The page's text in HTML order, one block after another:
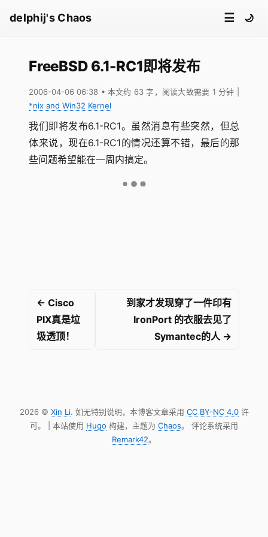
delphij's Chaos ☰ 🌙
FreeBSD 6.1-RC1即将发布
2006-04-06 06:38 • 本文约 63 字，阅读大致需要 1 分钟
*nix and Win32 Kernel
我们即将发布6.1-RC1。虽然消息有些突然，但总
体来说，现在6.1-RC1的情况还算不错，最后的那
些问题希望能在一周内搞定。
← Cisco
PIX真是垃
圾透顶！
到家才发现穿了一件印有
IronPort 的衣服去见了
Symantec的人 →
2026 © Xin Li. 如无特别说明，本博客文章采用 CC BY-NC 4.0许
可。 | 本站使用 Hugo 构建，主题为 Chaos。 评论系统采用
Remark42。